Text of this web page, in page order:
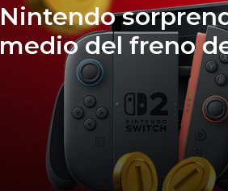
Nintendo
medio del freno
industria gamer;
reembolso de
impulsa sus